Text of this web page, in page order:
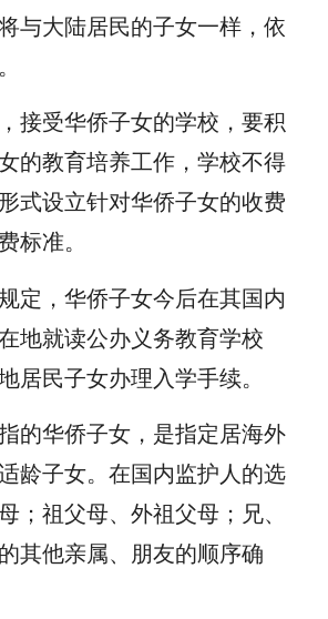
与大陆居民的子女一样，依
受华侨子女的学校，要积
的教育培养工作，学校不得
式设立针对华侨子女的收费
标准。
，华侨子女今后在其国内
地就读公办义务教育学校
居民子女办理入学手续。
华侨子女，是指定居海外
龄子女。在国内监护人的选
；祖父母、外祖父母；兄、
其他亲属、朋友的顺序确